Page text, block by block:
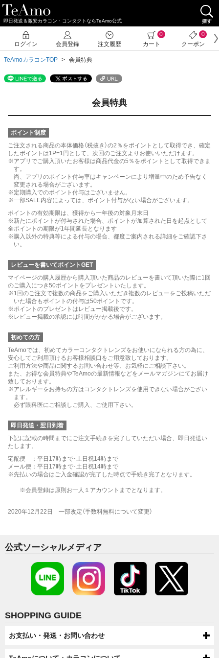
即日発送＆激安カラコン・コンタクトならTeAmo公式
TeAmoカラコンTOP 会員特典
会員特典
ポイント制度
ご注文される商品の本体価格（税抜き）の2％をポイントとして取得でき、確定
したポイントは1P=1円として、次回のご注文よりお使いいただけます。
※アプリでご購入頂いたお客様は商品代金の5％をポイントとして取得できま
す。
尚、アプリのポイント付与率はキャンペーンにより増量中のため予告なく
変更される場合がございます。
※定期購入でのポイント付与はございません。
※一部SALE内容によっては、ポイント付与がない場合がございます。
ポイントの有効期限は、獲得から一年後の対象月末日
※新たにポイントが付与された場合、ポイントが加算された日を起点として
全ポイントの期限が1年間延長となります
※購入以外の特典等による付与の場合、都度ご案内される詳細をご確認下さ
い。
レビューを書いてポイントGET
マイページの購入履歴から購入頂いた商品のレビューを書いて頂いた際に1回
のご購入につき50ポイントをプレゼントいたします。
※1回のご注文で複数の商品をご購入いただき複数のレビューをご投稿いただ
いた場合もポイントの付与は50ポイントです。
※ポイントのプレゼントはレビュー掲載後です。
※レビュー掲載の承認には時間がかかる場合がございます。
初めての方
TeAmoでは、初めてカラーコンタクトレンズをお使いになられる方の為に、
安心してご利用頂けるお客様相談口をご用意致しております。
ご利用方法や商品に関するお問い合わせ等、お気軽にご相談下さい。
また、お得な会員特典やTeAmoの最新情報などをメールマガジンにてお届け
致しております。
※アレルギーをお持ちの方はコンタクトレンズを使用できない場合がござい
ます。
必ず眼科医にご相談しご購入、ご使用下さい。
即日発送・翌日到着
下記に記載の時間までにご注文手続きを完了していただい場合、即日発送い
たします。
宅配便 ：平日17時まで･土日祝14時まで
メール便：平日17時まで･土日祝14時まで
※先払いの場合はご入金確認が完了した時点で手続き完了となります。
※会員登録は原則お一人１アカウントまでとなります。
2020年12月22日 一部改定（手数料無料について変更）
ログイン 会員登録 注文履歴
0
カート
0
クーポン
公式ソーシャルメディア
SHOPPING GUIDE
お支払い・発送・お問い合わせ